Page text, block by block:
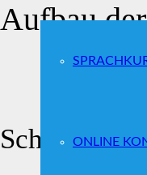
ONLINE
Aufbau